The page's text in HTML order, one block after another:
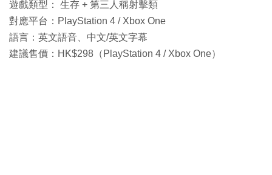
遊戲類型： 生存 + 第三人稱射擊類
對應平台：PlayStation 4 / Xbox One
語言：英文語音、中文/英文字幕
建議售價：HK$298（PlayStation 4 / Xbox One）